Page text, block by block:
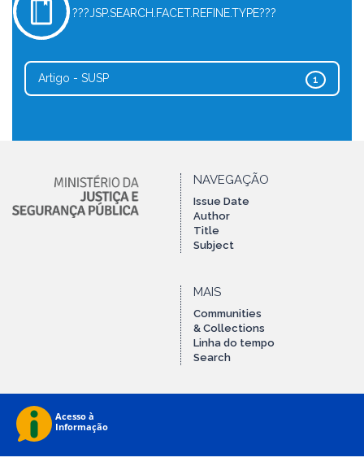
???JSP.SEARCH.FACET.REFINE.TYPE???
1
Artigo - SUSP
NAVEGAÇÃO
Issue Date
Author
Title
Subject
MAIS
Communities
& Collections
Linha do tempo
Search